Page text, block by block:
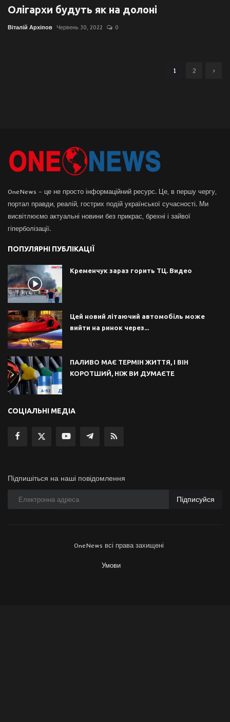
Олігархи будуть як на долоні
Віталій Архіпов Червень 30, 2022 0
1 2 ›
OneNews – це не просто інформаційний ресурс. Це, в першу чергу,
портал правди, реалій, гострих подій української сучасності. Ми
висвітлюємо актуальні новини без прикрас, брехні і зайвої
гіперболізації.
ПОПУЛЯРНІ ПУБЛІКАЦІЇ
Кременчук зараз горить ТЦ. Видео
Цей новий літаючий автомобіль може
вийти на ринок через...
ПАЛИВО МАЄ ТЕРМІН ЖИТТЯ, І ВІН
КОРОТШИЙ, НІЖ ВИ ДУМАЄТЕ
СОЦІАЛЬНІ МЕДІА
Підпишіться на наші повідомлення
Підписуйся
OneNews всі права захищені
Умови